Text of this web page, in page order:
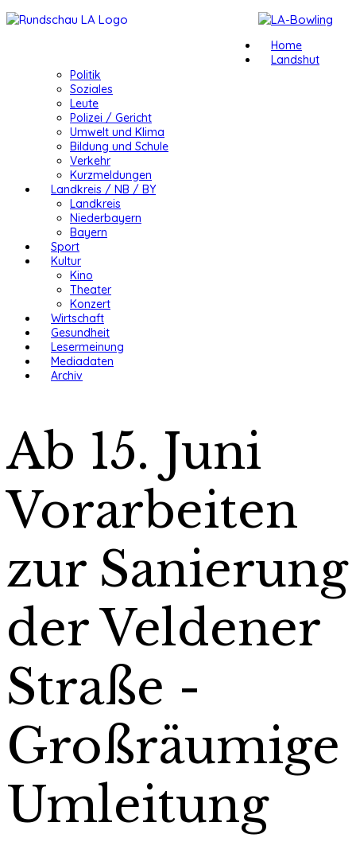
Home
Landshut
Politik
Soziales
Leute
Polizei / Gericht
Umwelt und Klima
Bildung und Schule
Verkehr
Kurzmeldungen
Landkreis / NB / BY
Landkreis
Niederbayern
Bayern
Sport
Kultur
Kino
Theater
Konzert
Wirtschaft
Gesundheit
Lesermeinung
Mediadaten
Archiv
Ab 15. Juni
Vorarbeiten
zur Sanierung
der Veldener
Straße -
Großräumige
Umleitung